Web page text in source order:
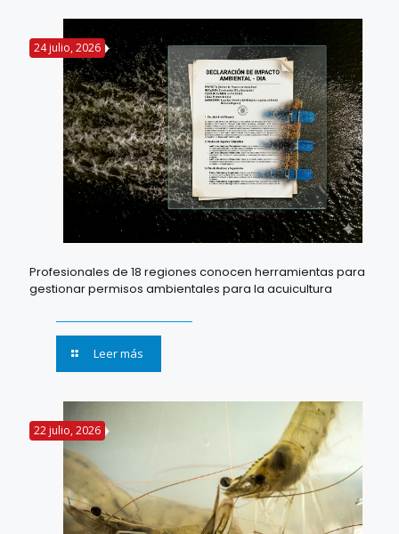
24 julio, 2026
Profesionales de 18 regiones conocen herramientas para
gestionar permisos ambientales para la acuicultura
Leer más
22 julio, 2026